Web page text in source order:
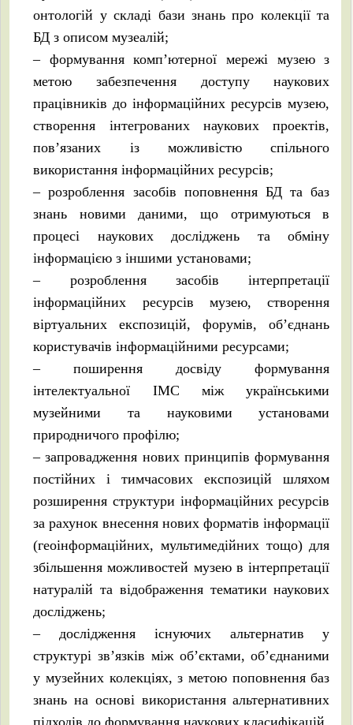
онтологій у складі бази знань про колекції та
БД з описом музеалій;
– формування комп’ютерної мережі музею з
метою забезпечення доступу наукових
працівників до інформаційних ресурсів музею,
створення інтегрованих наукових проектів,
пов’язаних із можливістю спільного
використання інформаційних ресурсів;
– розроблення засобів поповнення БД та баз
знань новими даними, що отримуються в
процесі наукових досліджень та обміну
інформацією з іншими установами;
– розроблення засобів інтерпретації
інформаційних ресурсів музею, створення
віртуальних експозицій, форумів, об’єднань
користувачів інформаційними ресурсами;
– поширення досвіду формування
інтелектуальної ІМС між українськими
музейними та науковими установами
природничого профілю;
– запровадження нових принципів формування
постійних і тимчасових експозицій шляхом
розширення структури інформаційних ресурсів
за рахунок внесення нових форматів інформації
(геоінформаційних, мультимедійних тощо) для
збільшення можливостей музею в інтерпретації
натуралій та відображення тематики наукових
досліджень;
– дослідження існуючих альтернатив у
структурі зв’язків між об’єктами, об’єднаними
у музейних колекціях, з метою поповнення баз
знань на основі використання альтернативних